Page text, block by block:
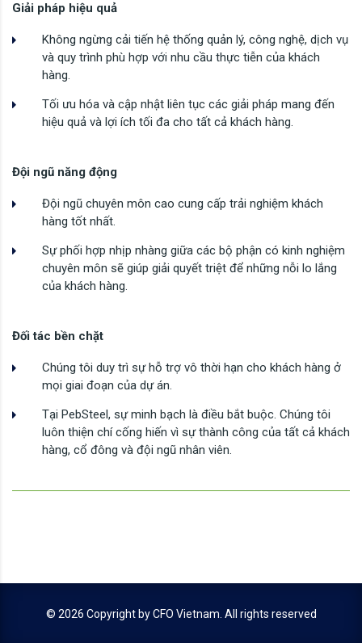
Giải pháp hiệu quả
Không ngừng cải tiến hệ thống quản lý, công nghệ, dịch vụ
và quy trình phù hợp với nhu cầu thực tiễn của khách
hàng.
Tối ưu hóa và cập nhật liên tục các giải pháp mang đến
hiệu quả và lợi ích tối đa cho tất cả khách hàng.
Đội ngũ năng động
Đội ngũ chuyên môn cao cung cấp trải nghiệm khách
hàng tốt nhất.
Sự phối hợp nhịp nhàng giữa các bộ phận có kinh nghiệm
chuyên môn sẽ giúp giải quyết triệt để những nỗi lo lắng
của khách hàng.
Đối tác bền chặt
Chúng tôi duy trì sự hỗ trợ vô thời hạn cho khách hàng ở
mọi giai đoạn của dự án.
Tại PebSteel, sự minh bạch là điều bắt buộc. Chúng tôi
luôn thiện chí cống hiến vì sự thành công của tất cả khách
hàng, cổ đông và đội ngũ nhân viên.
© 2026 Copyright byCFO Vietnam. All rights reserved